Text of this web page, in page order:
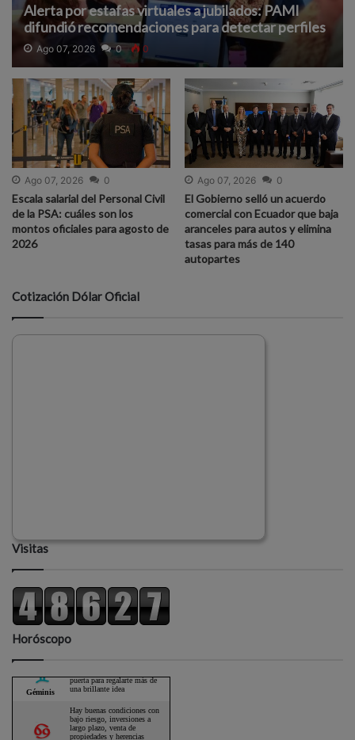
Alerta por estafas virtuales a jubilados: PAMI
difundió recomendaciones para detectar perfiles
falsos y proteger datos
Ago 07, 2026 0 0
Ago 07, 2026 0
Escala salarial del Personal Civil
de la PSA: cuáles son los
montos oficiales para agosto de
2026
Ago 07, 2026 0
El Gobierno selló un acuerdo
comercial con Ecuador que baja
aranceles para autos y elimina
tasas para más de 140
autopartes
Cotización Dólar Oficial
Visitas
Horóscopo